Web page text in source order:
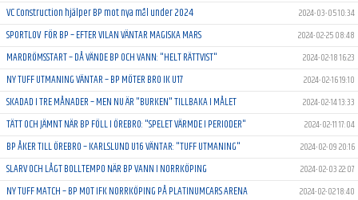
VC Construction hjälper BP mot nya mål under 2024 2024-03-05 10:34
SPORTLOV FÖR BP – EFTER VILAN VÄNTAR MAGISKA MARS 2024-02-25 08:48
MARDRÖMSSTART – DÅ VÄNDE BP OCH VANN: "HELT RÄTTVIST" 2024-02-18 16:23
NY TUFF UTMANING VÄNTAR – BP MÖTER BRO IK U17 2024-02-16 19:10
SKADAD I TRE MÅNADER – MEN NU ÄR "BURKEN" TILLBAKA I MÅLET 2024-02-14 13:33
TÄTT OCH JÄMNT NÄR BP FÖLL I ÖREBRO: "SPELET VÄRMDE I PERIODER" 2024-02-11 17:04
BP ÅKER TILL ÖREBRO – KARLSLUND U16 VÄNTAR: "TUFF UTMANING" 2024-02-09 20:16
SLARV OCH LÅGT BOLLTEMPO NÄR BP VANN I NORRKÖPING 2024-02-03 22:07
NY TUFF MATCH – BP MOT IFK NORRKÖPING PÅ PLATINUMCARS ARENA 2024-02-02 18:40